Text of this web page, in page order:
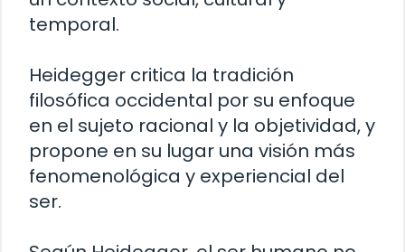
temporal.
Heidegger critica la tradición
filosófica occidental por su enfoque
en el sujeto racional y la objetividad, y
propone en su lugar una visión más
fenomenológica y experiencial del
ser.